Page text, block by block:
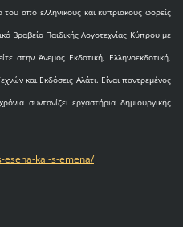
του από ελληνικούς και κυπριακούς φορείς
Βραβείο Παιδικής Λογοτεχνίας Κύπρου με
στην Άνεμος Εκδοτική, Ελληνοεκδοτική,
και Εκδόσεις Αλάτι. Είναι παντρεμένος
συντονίζει εργαστήρια δημιουργικής
esena-kai-s-emena/